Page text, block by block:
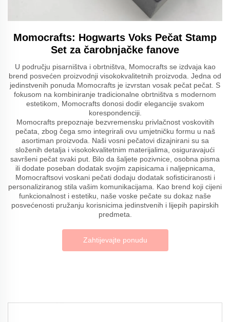
Momocrafts: Hogwarts Voks Pečat Stamp
Set za čarobnjačke fanove
U području pisarništva i obrtništva, Momocrafts se izdvaja kao
brend posvećen proizvodnji visokokvalitetnih proizvoda. Jedna od
jedinstvenih ponuda Momocrafts je izvrstan vosak pečat pečat. S
fokusom na kombiniranje tradicionalne obrtništva s modernom
estetikom, Momocrafts donosi dodir elegancije svakom
korespondenciji.
Momocrafts prepoznaje bezvremensku privlačnost voskovitih
pečata, zbog čega smo integrirali ovu umjetničku formu u naš
asortiman proizvoda. Naši vosni pečatovi dizajnirani su sa
složenih detalja i visokokvalitetnim materijalima, osiguravajući
savršeni pečat svaki put. Bilo da šaljete pozivnice, osobna pisma
ili dodate poseban dodatak svojim zapisicama i naljepnicama,
Momocraftsovi voskani pečati dodaju dodatak sofisticiranosti i
personaliziranog stila vašim komunikacijama. Kao brend koji cijeni
funkcionalnost i estetiku, naše voske pečate su dokaz naše
posvećenosti pružanju korisnicima jedinstvenih i lijepih papirskih
predmeta.
Zahtijevajte ponudu